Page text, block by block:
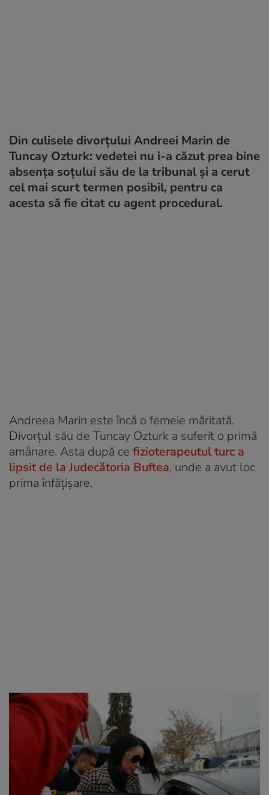
Din culisele divorțului Andreei Marin de
Tuncay Ozturk: vedetei nu i-a căzut prea bine
absența soțului său de la tribunal și a cerut
cel mai scurt termen posibil, pentru ca
acesta să fie citat cu agent procedural.
Andreea Marin este încă o femeie măritată.
Divorțul său de Tuncay Ozturk a suferit o primă
amânare. Asta după ce fizioterapeutul turc a
lipsit de la Judecătoria Buftea, unde a avut loc
prima înfățișare.